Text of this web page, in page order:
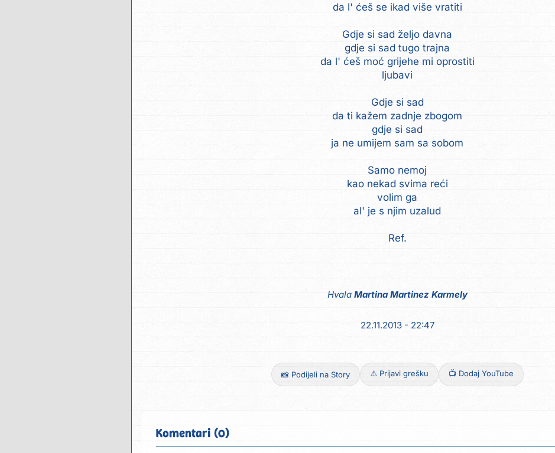
da l' ćeš se ikad više vratiti
Gdje si sad željo davna
gdje si sad tugo trajna
da l' ćeš moć grijehe mi oprostiti
ljubavi
Gdje si sad
da ti kažem zadnje zbogom
gdje si sad
ja ne umijem sam sa sobom
Samo nemoj
kao nekad svima reći
volim ga
al' je s njim uzalud
Ref.
Hvala Martina Martinez Karmely
22.11.2013 - 22:47
📸 Podijeli na Story ⚠️ Prijavi grešku 📺 Dodaj YouTube
Komentari (0)